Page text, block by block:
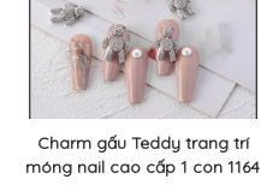
Charm gấu Teddy trang trí
móng nail cao cấp 1 con 1164